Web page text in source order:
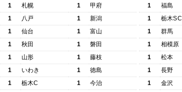
1 札幌 1
甲府
1
八戸 1
新潟
1
仙台 1
富山
1
秋田 1
磐田
1
山形 1
藤枝
1
いわき 1
徳島
1
栃木C 1
今治
1 福島
1
栃木SC
1
群馬
1
相模原
1
松本
1
長野
1
金沢